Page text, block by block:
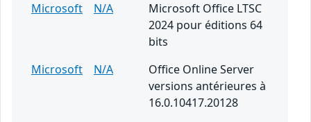
Microsoft
N/A
Microsoft Office LTSC
2024 pour éditions 64
bits
Microsoft
N/A
Office Online Server
versions antérieures à
16.0.10417.20128